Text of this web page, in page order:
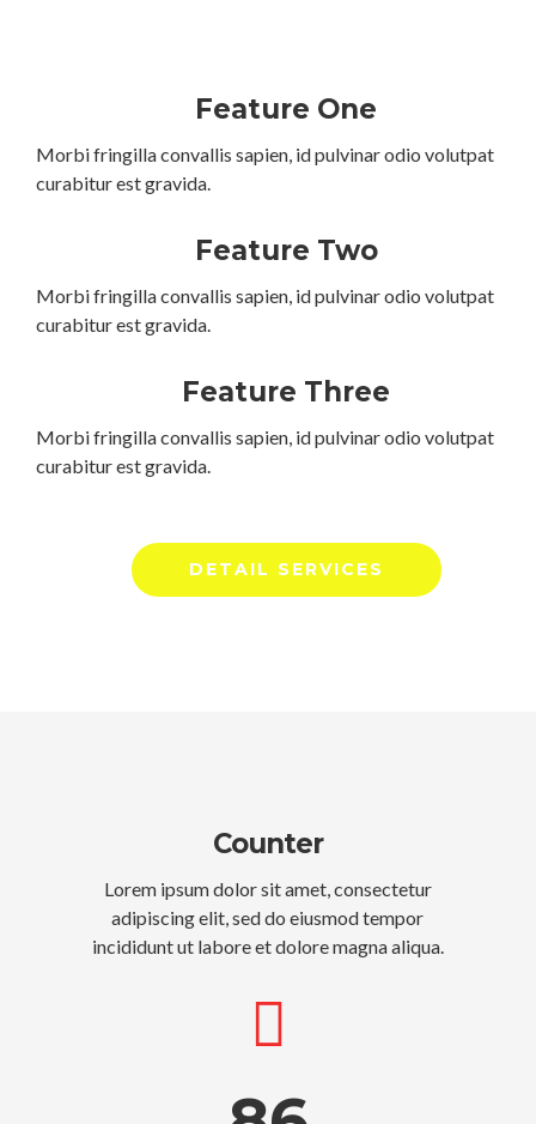
Feature One
Morbi fringilla convallis sapien, id pulvinar odio volutpat
curabitur est gravida.
Feature Two
Morbi fringilla convallis sapien, id pulvinar odio volutpat
curabitur est gravida.
Feature Three
Morbi fringilla convallis sapien, id pulvinar odio volutpat
curabitur est gravida.
DETAIL SERVICES
Counter
Lorem ipsum dolor sit amet, consectetur
adipiscing elit, sed do eiusmod tempor
incididunt ut labore et dolore magna aliqua.